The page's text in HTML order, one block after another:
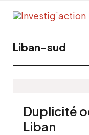
Liban-sud
Duplicité
Liban